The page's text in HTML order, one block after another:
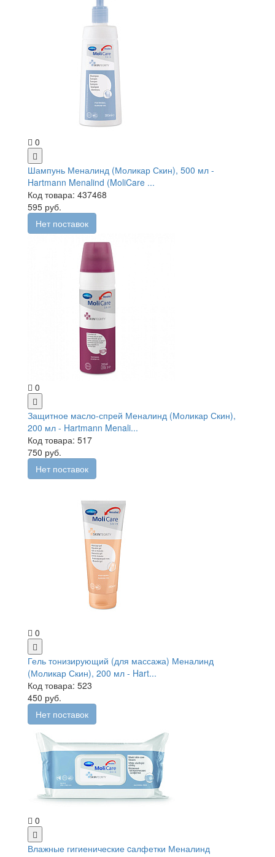
0
Шампунь Меналинд (Моликар Скин), 500 мл -
Hartmann Menalind (MoliCare ...
Код товара: 437468
595 руб.
Нет поставок
0
Защитное масло-спрей Меналинд (Моликар Скин),
200 мл - Hartmann Menali...
Код товара: 517
750 руб.
Нет поставок
0
Гель тонизирующий (для массажа) Меналинд
(Моликар Скин), 200 мл - Hart...
Код товара: 523
450 руб.
Нет поставок
0
Влажные гигиенические cалфетки Меналинд